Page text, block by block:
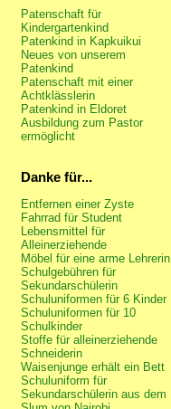
Patenschaft für
Kindergartenkind
Patenkind in Kapkuikui
Neues von unserem
Patenkind
Patenschaft mit einer
Achtklässlerin
Patenkind in Eldoret
Ausbildung zum Pastor
ermöglicht
Danke für...
Entfernen einer Zyste
Fahrrad für Student
Lebensmittel für
Alleinerziehende
Möbel für eine arme Lehrerin
Schulgebühren für
Sekundarschülerin
Schuluniformen für 6 Kinder
Schuluniformen für 10
Schulkinder
Stoffe für alleinerziehende
Schneiderin
Waisenjunge erhält ein Bett
Schuluniform für
Sekundarschülerin aus dem